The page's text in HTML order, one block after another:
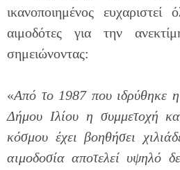
ικανοποιημένος ευχαριστεί
αιμοδότες για την
σημειώνοντας:
«Από το 1987 που ιδρύθηκε
Δήμου Ιλίου η συμμετοχή
κόσμου έχει βοηθήσει
αιμοδοσία αποτελεί υψηλό